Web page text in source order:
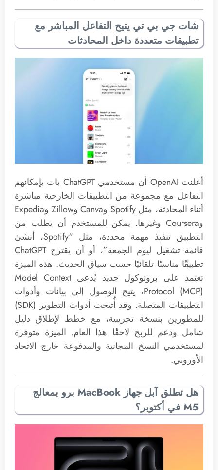
شات جي بي تي يتيح التفاعل المباشر مع
تطبيقات متعددة داخل المحادثات
أعلنت OpenAI أن مستخدمي ChatGPT بات بإمكانهم
التفاعل مع مجموعة من التطبيقات الخارجية مباشرة
أثناء المحادثة، مثل Spotify وCanva وZillow وExpedia
وCoursera وغيرها. يمكن للمستخدم أن يطلب من
التطبيق تنفيذ مهمة محددة، مثل “Spotify، أنشئ
قائمة تشغيل ليوم الجمعة”، أو أن يقترح ChatGPT
تطبيقًا مناسبًا تلقائيًا حسب سياق الحديث. هذه الميزة
تعتمد على بروتوكول جديد يُدعى Model Context
Protocol (MCP)، يتيح الوصول إلى بيانات وأدوات
التطبيقات المتصلة. وقد أُتيحت أدوات التطوير (SDK)
للمطورين بنسخة تجريبية، مع خطط لإطلاق دليل
شامل ودعم للربح لاحقًا هذا العام. الميزة متوفرة
لمستخدمي النسخ المجانية والمدفوعة خارج الاتحاد
الأوروبي.
هل تطلق آبل جهاز MacBook برو بمعالج
M5 في أكتوبر؟